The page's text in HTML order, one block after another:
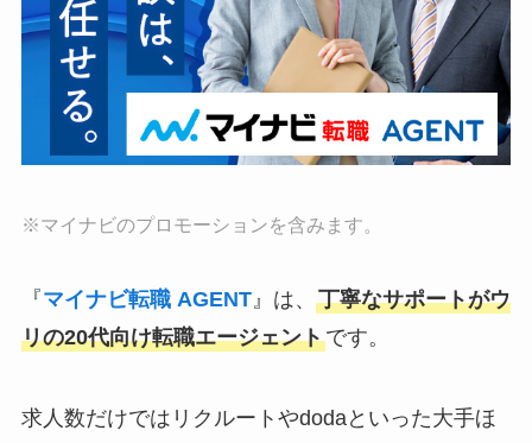
※マイナビのプロモーションを含みます。
『マイナビ転職 AGENT』は、 丁寧なサポートがウ
リの20代向け転職エージェントです。
求人数だけではリクルートやdodaといった大手ほ